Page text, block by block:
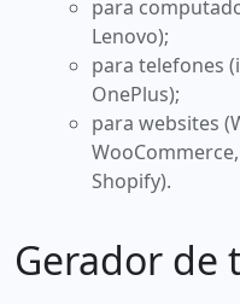
para
Lenovo);
para telefones
OnePlus);
para websites
Shopify).
Gerador de